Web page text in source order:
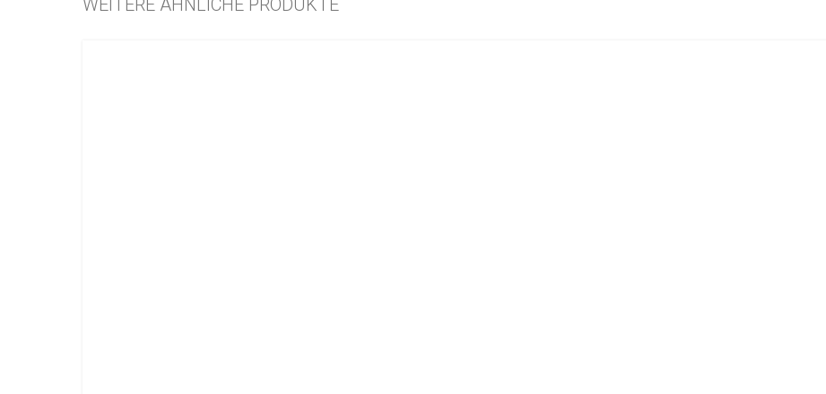
WEITERE ÄHNLICHE PRODUKTE